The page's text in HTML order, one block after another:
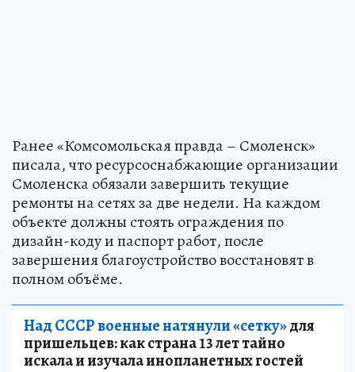
Ранее «Комсомольская правда – Смоленск»
писала, что ресурсоснабжающие организации
Смоленска обязали завершить текущие
ремонты на сетях за две недели. На каждом
объекте должны стоять ограждения по
дизайн-коду и паспорт работ, после
завершения благоустройство восстановят в
полном объёме.
Над СССР военные натянули «сетку»для
пришельцев: как страна 13 лет тайно
искала и изучала инопланетных гостей